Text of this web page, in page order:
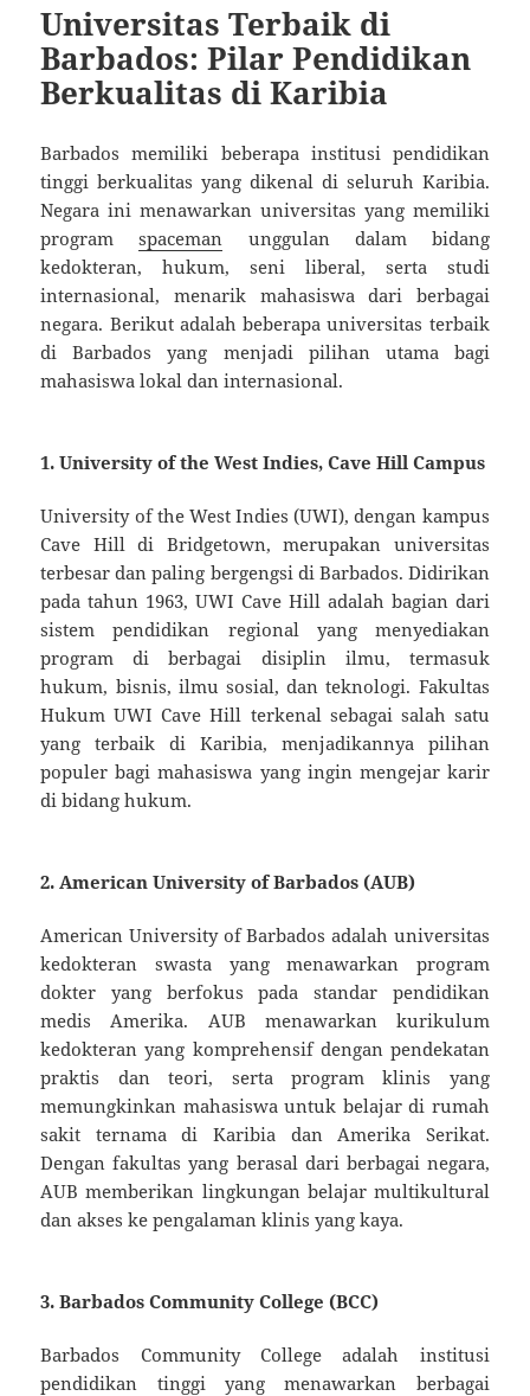
Universitas Terbaik di
Barbados: Pilar Pendidikan
Berkualitas di Karibia
Barbados memiliki beberapa institusi pendidikan
tinggi berkualitas yang dikenal di seluruh Karibia.
Negara ini menawarkan universitas yang memiliki
programspaceman
unggulan dalam bidang
kedokteran, hukum, seni liberal, serta studi
internasional, menarik mahasiswa dari berbagai
negara. Berikut adalah beberapa universitas terbaik
di Barbados yang menjadi pilihan utama bagi
mahasiswa lokal dan internasional.
1.University of the West Indies, Cave Hill Campus
University of the West Indies (UWI), dengan kampus
Cave Hill di Bridgetown, merupakan universitas
terbesar dan paling bergengsi di Barbados. Didirikan
pada tahun 1963, UWI Cave Hill adalah bagian dari
sistem pendidikan regional yang menyediakan
program di berbagai disiplin ilmu, termasuk
hukum, bisnis, ilmu sosial, dan teknologi. Fakultas
Hukum UWI Cave Hill terkenal sebagai salah satu
yang terbaik di Karibia, menjadikannya pilihan
populer bagi mahasiswa yang ingin mengejar karir
di bidang hukum.
2. American University of Barbados (AUB)
American University of Barbados adalah universitas
kedokteran swasta yang menawarkan program
dokter yang berfokus pada standar pendidikan
medis Amerika. AUB menawarkan kurikulum
kedokteran yang komprehensif dengan pendekatan
praktis dan teori, serta program klinis yang
memungkinkan mahasiswa untuk belajar di rumah
sakit ternama di Karibia dan Amerika Serikat.
Dengan fakultas yang berasal dari berbagai negara,
AUB memberikan lingkungan belajar multikultural
dan akses ke pengalaman klinis yang kaya.
3.Barbados Community College (BCC)
Barbados Community College adalah institusi
pendidikan tinggi yang menawarkan berbagai